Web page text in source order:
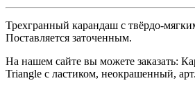
Трехгранный карандаш с твёрдо-
Поставляется заточенным.
На нашем сайте вы можете заказать:
Triangle с ластиком, неокрашенный,